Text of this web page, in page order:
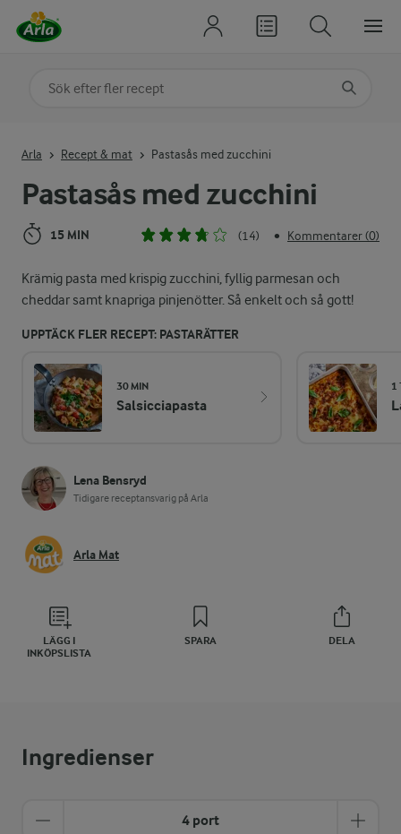
Pastasås med zucchini
15 MIN (14) • Kommentarer (0)
Krämig pasta med krispig zucchini, fyllig parmesan och
cheddar samt knapriga pinjenötter. Så enkelt och så gott!
UPPTÄCK FLER RECEPT: PASTARÄTTER
30 MIN
Salsicciapasta
1
Lena Bensryd
Tidigare receptansvarig på Arla
Arla Mat
LÄGG I
INKÖPSLISTA
SPARA DELA
Arla Recept & mat Pastasås med zucchini
Ingredienser
4 port
Sök på kategori eller ingrediens